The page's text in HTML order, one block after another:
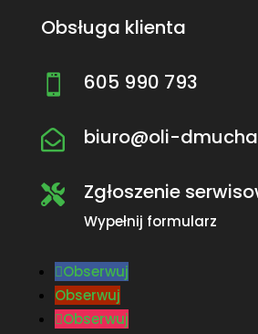
Obsługa klienta
 605 990 793
 biuro@oli-
 Zgłoszenie
Wypełnij formularz
Obserwuj
Obserwuj
Obserwuj